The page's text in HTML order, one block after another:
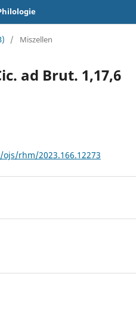
/ Miszellen
ad Brut. 1,17,6
rhm/2023.166.12273